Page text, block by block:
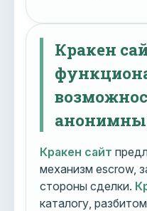
Кракен
Кракен сайт
механизм escrow,
стороны сделки.
каталогу,